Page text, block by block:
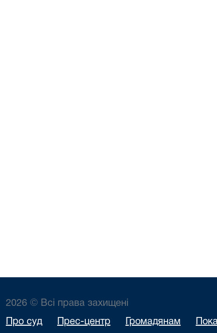
2026 © Всі права захищені
Про суд Прес-центр Громадянам